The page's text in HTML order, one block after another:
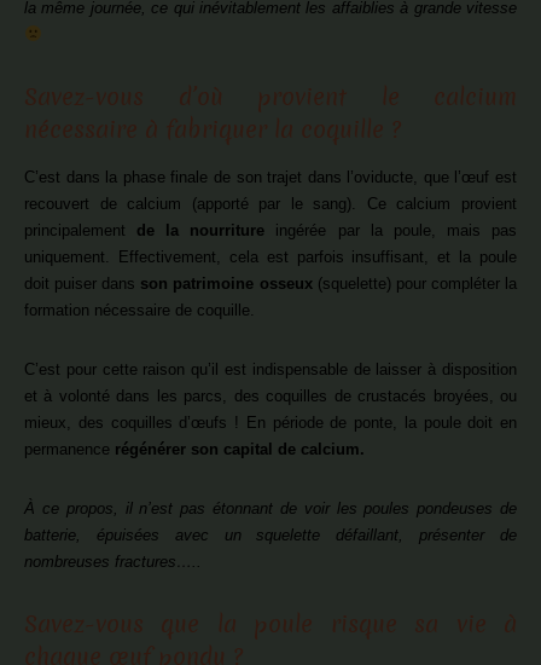
la même journée, ce qui inévitablement les affaiblies à grande vitesse
C’est dans la phase finale de son trajet dans l’oviducte, que l’œuf est
recouvert de calcium (apporté par le sang). Ce calcium provient
principalement de la nourriture ingérée par la poule, mais pas
uniquement. Effectivement, cela est parfois insuffisant, et la poule
doit puiser dans son patrimoine osseux(squelette) pour compléter la
formation nécessaire de coquille.
C’est pour cette raison qu’il est indispensable de laisser à disposition
et à volonté dans les parcs, des coquilles de crustacés broyées, ou
mieux, des coquilles d’œufs ! En période de ponte, la poule doit en
permanence régénérer son capital de calcium.
À ce propos, il n’est pas étonnant de voir les poules pondeuses de
batterie, épuisées avec un squelette défaillant, présenter de
nombreuses fractures…..